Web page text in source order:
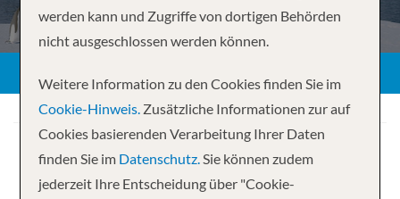
werden kann und Zugriffe von dortigen Behörden
nicht ausgeschlossen werden können.
Weitere Information zu den Cookies finden Sie im
Cookie-Hinweis. Zusätzliche Informationen zur auf
Cookies basierenden Verarbeitung Ihrer Daten
finden Sie im Datenschutz.Sie können zudem
jederzeit Ihre Entscheidung über "Cookie-